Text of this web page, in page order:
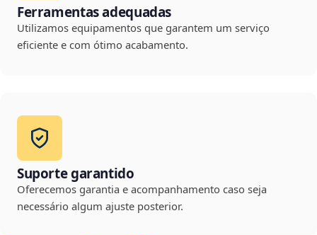
Ferramentas adequadas
Utilizamos equipamentos que garantem um serviço
eficiente e com ótimo acabamento.
Suporte garantido
Oferecemos garantia e acompanhamento caso seja
necessário algum ajuste posterior.